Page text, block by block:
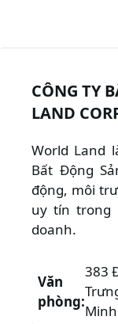
CÔNG TY
LAND
World Land
Bất Động
động, môi
uy tín trong
doanh.
Văn
phòng:
383
Minh